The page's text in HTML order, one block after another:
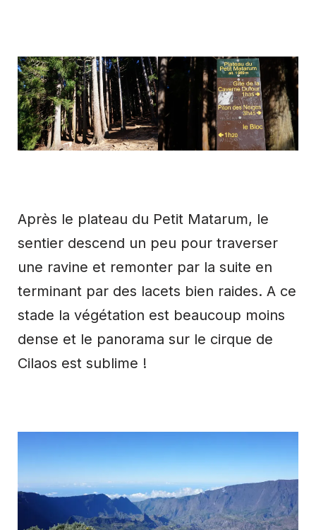
Après le plateau du Petit Matarum, le
sentier descend un peu pour traverser
une ravine et remonter par la suite en
terminant par des lacets bien raides. A ce
stade la végétation est beaucoup moins
dense et le panorama sur le cirque de
Cilaos est sublime !